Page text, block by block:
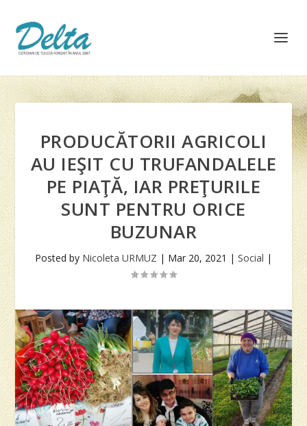
PRODUCĂTORII AGRICOLI
AU IEŞIT CU TRUFANDALELE
PE PIAŢĂ, IAR PREŢURILE
SUNT PENTRU ORICE
BUZUNAR
Posted by Nicoleta URMUZ | Mar 20, 2021 | Social |